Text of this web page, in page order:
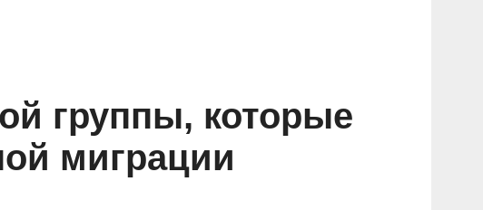
группы, которые
миграции